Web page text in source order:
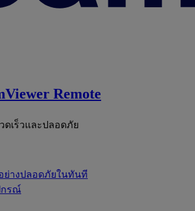
Remote
ดเร็วและปลอดภัย
ย่างปลอดภัยในทันที
กรณ์